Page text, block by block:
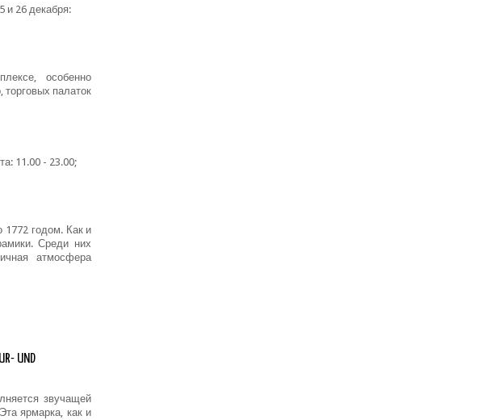
и 26 декабря:
особенно
палаток
11.00 - 23.00;
1772 годом. Как и
Среди них
атмосфера
UND
звучащей
ярмарка, как и